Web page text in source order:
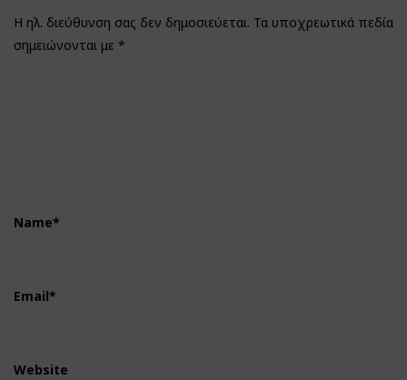
Η ηλ. διεύθυνση σας δεν δημοσιεύεται. Τα υποχρεωτικά πεδία
σημειώνονται με *
Name*
Email*
Website